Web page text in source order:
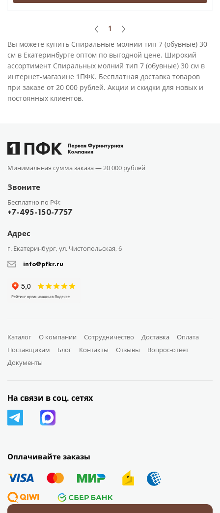
1
Вы можете купить Спиральные молнии тип 7 (обувные) 30
см в Екатеринбурге оптом по выгодной цене. Широкий
ассортимент Спиральных молний тип 7 (обувные) 30 см в
интернет-магазине 1ПФК. Бесплатная доставка товаров
при заказе от 20 000 рублей. Акции и скидки для новых и
постоянных клиентов.
Минимальная сумма заказа —20 000 рублей
Звоните
Бесплатно по РФ:
+7-495-150-7757
Адрес
г. Екатеринбург, ул. Чистопольская, 6
info@pfkr.ru
Каталог О компании Сотрудничество Доставка
Оплата
Поставщикам
Блог Контакты Отзывы
Вопрос-ответ
Документы
Оплачивайте заказы
На связи в соц. сетях